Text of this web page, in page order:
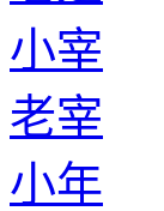
小宰
老宰
小年